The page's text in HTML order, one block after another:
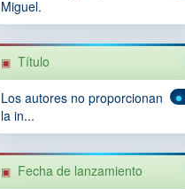
Miguel.
Título
Los autores no proporcionan
la in...
Fecha de lanzamiento